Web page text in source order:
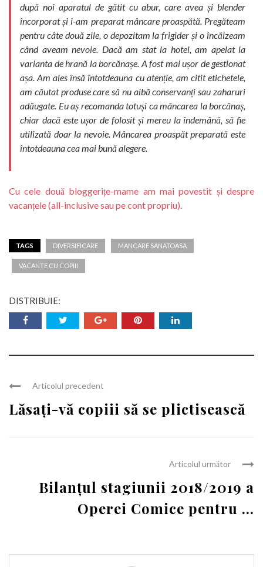
după noi aparatul de gătit cu abur, care avea și blender
încorporat și i-am preparat mâncare proaspătă. Pregăteam
pentru câte două zile, o depozitam la frigider și o încălzeam
când aveam nevoie. Dacă am stat la hotel, am apelat la
varianta de hrană la borcănașe. A fost mai ușor de gestionat
așa. Am ales însă întotdeauna cu atenție, am citit etichetele,
am căutat produse care să nu aibă conservanți sau zaharuri
adăugate. Eu aș recomanda totuși ca mâncarea la borcănaș,
chiar dacă este ușor de folosit și mereu la îndemână, să fie
utilizată doar la nevoie. Mâncarea proaspăt preparată este
întotdeauna cea mai bună alegere.
Cu cele două bloggerițe-mame am mai povestit și despre
vacanțele (all-inclusive sau pe cont propriu).
TAGS DIVERSIFICARE MANCARE SANATOASA
VACANTE CU COPIII
DISTRIBUIE:
Articolul precedent
Lăsați-vă copiii să se plictisească
Articolul următor
Bilanțul stagiunii 2018/2019 a
Operei Comice pentru ...